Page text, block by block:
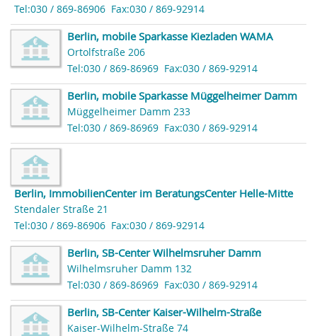
Tel:030 / 869-86906 Fax:030 / 869-92914
Berlin, mobile Sparkasse Kiezladen WAMA
Ortolfstraße 206
Tel:030 / 869-86969 Fax:030 / 869-92914
Berlin, mobile Sparkasse Müggelheimer Damm
Müggelheimer Damm 233
Tel:030 / 869-86969 Fax:030 / 869-92914
Berlin, ImmobilienCenter im BeratungsCenter Helle-Mitte
Stendaler Straße 21
Tel:030 / 869-86906 Fax:030 / 869-92914
Berlin, SB-Center Wilhelmsruher Damm
Wilhelmsruher Damm 132
Tel:030 / 869-86969 Fax:030 / 869-92914
Berlin, SB-Center Kaiser-Wilhelm-Straße
Kaiser-Wilhelm-Straße 74